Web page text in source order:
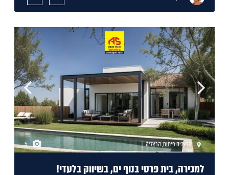
5 הרצליה פיתוח,הרצליה
למכירה, בית פרטי בנוף ים, בשיווק בלעדי!